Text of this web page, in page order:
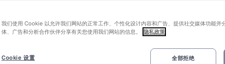
我们使用 Cookie 以允许我们网站的正常工作、个性化设计内容和广告、提供社交媒体功能并
体、广告和分析合作伙伴分享有关您使用我们网站的信息。
隐私政策
全部拒绝
Cookie 设置